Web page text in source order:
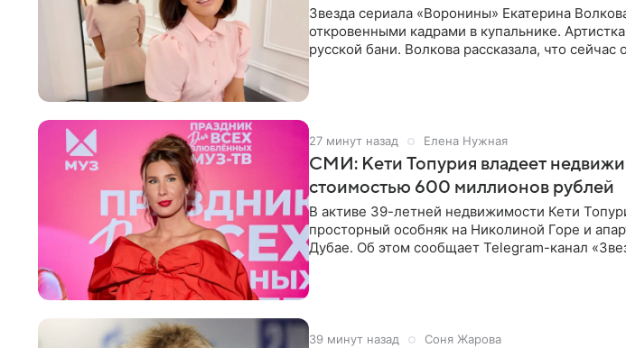
Звезда сериала «Воронины» Екатерина
откровенными кадрами в купальнике.
русской бани. Волкова рассказала, что сейчас
27 минут назад Елена Нужная
СМИ: Кети Топурия владеет
стоимостью 600 миллионов рублей
В активе 39-летней недвижимости Кети
просторный особняк на Николиной Горе и
Дубае. Об этом сообщает Telegram-канал
39 минут назад Соня Жарова